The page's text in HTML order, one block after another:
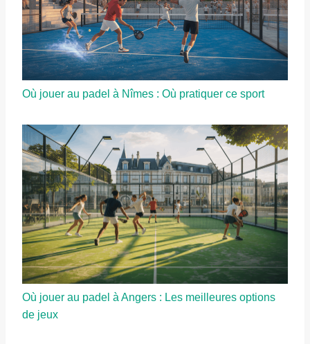
Où jouer au padel à Nîmes : Où pratiquer ce sport
Où jouer au padel à Angers : Les meilleures options
de jeux